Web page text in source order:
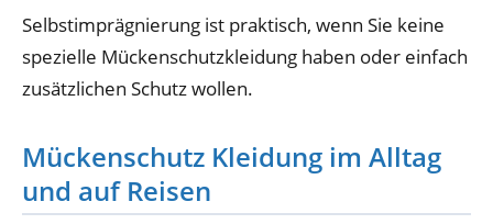
Selbstimprägnierung ist praktisch, wenn Sie keine
spezielle Mückenschutzkleidung haben oder einfach
zusätzlichen Schutz wollen.
Mückenschutz Kleidung im Alltag
und auf Reisen